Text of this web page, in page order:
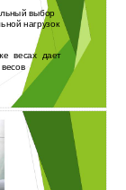
выбор
нагрузок
весах дает